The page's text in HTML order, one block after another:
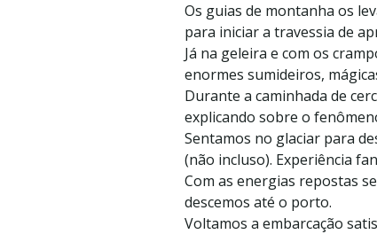
Os guias de montanha os
para iniciar a travessia de
Já na geleira e com os
enormes sumideiros,
Durante a caminhada de
explicando sobre o
Sentamos no glaciar para
(não incluso). Experiência
Com as energias repostas
descemos até o porto.
Voltamos a embarcação